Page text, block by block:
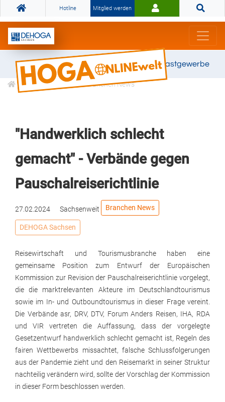
Hotline Mitglied werden
Gemeinsam stark für das Gastgewerbe
Informationen Branchen News
"Handwerklich schlecht
gemacht" - Verbände gegen
Pauschalreiserichtlinie
27.02.2024 Sachsenweit Branchen News
DEHOGA Sachsen
Reisewirtschaft und Tourismusbranche haben eine
gemeinsame Position zum Entwurf der Europäischen
Kommission zur Revision der Pauschalreiserichtlinie vorgelegt,
die die marktrelevanten Akteure im Deutschlandtourismus
sowie im In- und Outboundtourismus in dieser Frage vereint.
Die Verbände asr, DRV, DTV, Forum Anders Reisen, IHA, RDA
und VIR vertreten die Auffassung, dass der vorgelegte
Gesetzentwurf handwerklich schlecht gemacht ist, Regeln des
fairen Wettbewerbs missachtet, falsche Schlussfolgerungen
aus der Pandemie zieht und den Reisemarkt in seiner Struktur
nachteilig verändern wird, sollte der Vorschlag der Kommission
in dieser Form beschlossen werden.